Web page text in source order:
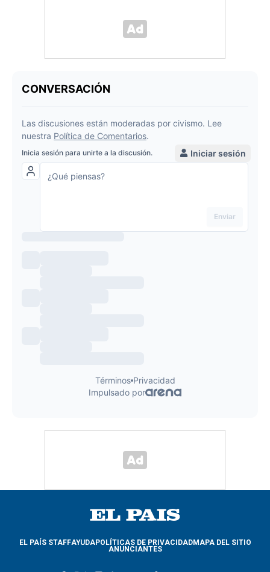
EL PAÍS STAFFAYUDAPOLÍTICAS DE PRIVACIDADMAPA DEL SITIO
ANUNCIANTES